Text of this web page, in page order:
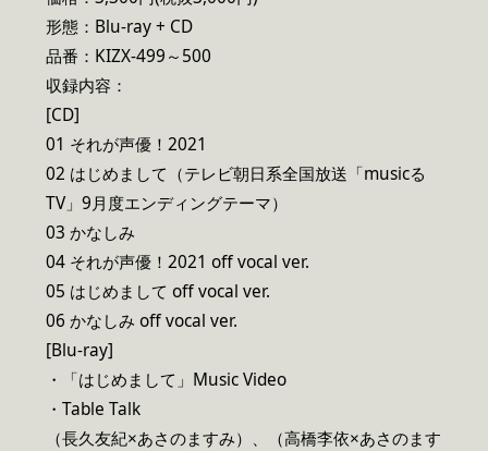
形態：Blu-ray + CD
品番：KIZX-499～500
収録内容：
[CD]
01 それが声優！2021
02 はじめまして（テレビ朝日系全国放送「musicる
TV」9月度エンディングテーマ）
03 かなしみ
04 それが声優！2021 off vocal ver.
05 はじめまして off vocal ver.
06 かなしみ off vocal ver.
[Blu-ray]
・「はじめまして」Music Video
・Table Talk
（長久友紀×あさのますみ）、（高橋李依×あさのます